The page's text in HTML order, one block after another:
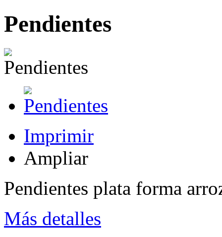
Pendientes
Imprimir
Ampliar
Pendientes plata forma
Más detalles